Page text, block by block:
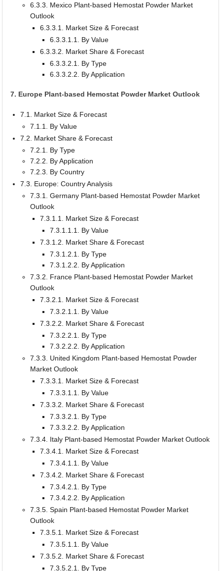
6.3.3. Mexico Plant-based Hemostat Powder Market
Outlook
6.3.3.1. Market Size & Forecast
6.3.3.1.1. By Value
6.3.3.2. Market Share & Forecast
6.3.3.2.1. By Type
6.3.3.2.2. By Application
7. Europe Plant-based Hemostat Powder Market Outlook
7.1. Market Size & Forecast
7.1.1. By Value
7.2. Market Share & Forecast
7.2.1. By Type
7.2.2. By Application
7.2.3. By Country
7.3. Europe: Country Analysis
7.3.1. Germany Plant-based Hemostat Powder Market
Outlook
7.3.1.1. Market Size & Forecast
7.3.1.1.1. By Value
7.3.1.2. Market Share & Forecast
7.3.1.2.1. By Type
7.3.1.2.2. By Application
7.3.2. France Plant-based Hemostat Powder Market
Outlook
7.3.2.1. Market Size & Forecast
7.3.2.1.1. By Value
7.3.2.2. Market Share & Forecast
7.3.2.2.1. By Type
7.3.2.2.2. By Application
7.3.3. United Kingdom Plant-based Hemostat Powder
Market Outlook
7.3.3.1. Market Size & Forecast
7.3.3.1.1. By Value
7.3.3.2. Market Share & Forecast
7.3.3.2.1. By Type
7.3.3.2.2. By Application
7.3.4. Italy Plant-based Hemostat Powder Market Outlook
7.3.4.1. Market Size & Forecast
7.3.4.1.1. By Value
7.3.4.2. Market Share & Forecast
7.3.4.2.1. By Type
7.3.4.2.2. By Application
7.3.5. Spain Plant-based Hemostat Powder Market
Outlook
7.3.5.1. Market Size & Forecast
7.3.5.1.1. By Value
7.3.5.2. Market Share & Forecast
7.3.5.2.1. By Type